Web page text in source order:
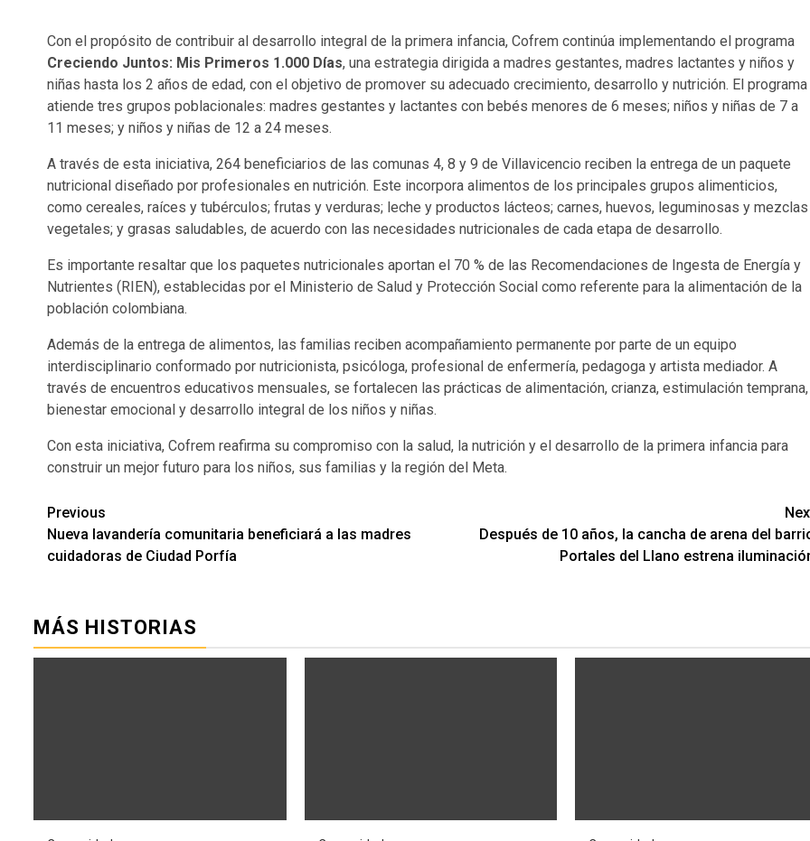
Con el propósito de contribuir al desarrollo integral de la primera infancia, Cofrem continúa implementando el programa
Creciendo Juntos: Mis Primeros 1.000 Días, una estrategia dirigida a madres gestantes, madres lactantes y niños y
niñas hasta los 2 años de edad, con el objetivo de promover su adecuado crecimiento, desarrollo y nutrición. El programa
atiende tres grupos poblacionales: madres gestantes y lactantes con bebés menores de 6 meses; niños y niñas de 7 a
11 meses; y niños y niñas de 12 a 24 meses.
A través de esta iniciativa, 264 beneficiarios de las comunas 4, 8 y 9 de Villavicencio reciben la entrega de un paquete
nutricional diseñado por profesionales en nutrición. Este incorpora alimentos de los principales grupos alimenticios,
como cereales, raíces y tubérculos; frutas y verduras; leche y productos lácteos; carnes, huevos, leguminosas y mezclas
vegetales; y grasas saludables, de acuerdo con las necesidades nutricionales de cada etapa de desarrollo.
Es importante resaltar que los paquetes nutricionales aportan el 70 % de las Recomendaciones de Ingesta de Energía y
Nutrientes (RIEN), establecidas por el Ministerio de Salud y Protección Social como referente para la alimentación de la
población colombiana.
Además de la entrega de alimentos, las familias reciben acompañamiento permanente por parte de un equipo
interdisciplinario conformado por nutricionista, psicóloga, profesional de enfermería, pedagoga y artista mediador. A
través de encuentros educativos mensuales, se fortalecen las prácticas de alimentación, crianza, estimulación temprana,
bienestar emocional y desarrollo integral de los niños y niñas.
Con esta iniciativa, Cofrem reafirma su compromiso con la salud, la nutrición y el desarrollo de la primera infancia para
construir un mejor futuro para los niños, sus familias y la región del Meta.
Continue
Reading
Previous
Nueva lavandería comunitaria beneficiará a las madres
cuidadoras de Ciudad Porfía
Después de 10 años, la cancha de arena del
Portales del Llano estrena
MÁS HISTORIAS